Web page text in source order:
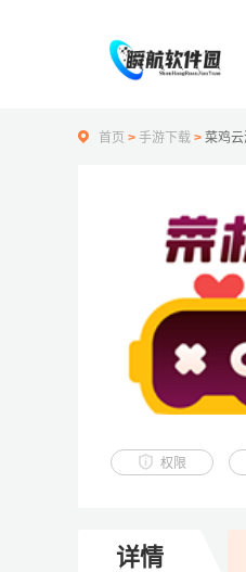
首页 > 手游下载 > 菜鸡
权限
详情